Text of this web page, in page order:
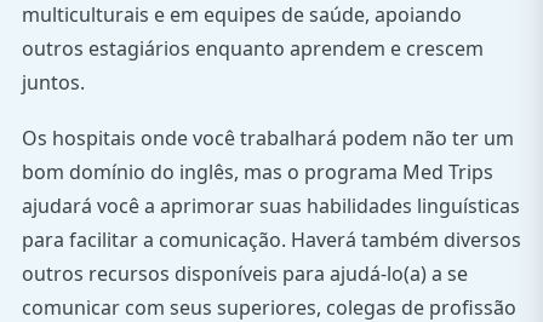
multiculturais e em equipes de saúde, apoiando
outros estagiários enquanto aprendem e crescem
juntos.
Os hospitais onde você trabalhará podem não ter um
bom domínio do inglês, mas o programa Med Trips
ajudará você a aprimorar suas habilidades linguísticas
para facilitar a comunicação. Haverá também diversos
outros recursos disponíveis para ajudá-lo(a) a se
comunicar com seus superiores, colegas de profissão